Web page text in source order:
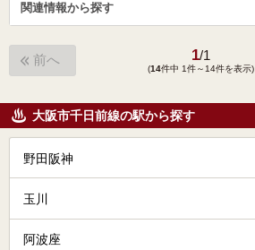
関連情報から探す
前へ 1/1
(14件中 1件～14件を表示)
大阪市千日前線の駅から探す
野田阪神
玉川
阿波座